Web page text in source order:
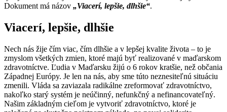
Dokument má názov „Viacerí, lepšie, dlhšie“.
Viacerí, lepšie, dlhšie
Nech nás žije čím viac, čím dlhšie a v lepšej kvalite života – to je
zmyslom všetkých zmien, ktoré majú byť realizované v maďarskom
zdravotníctve. Ľudia v Maďarsku žijú o 6 rokov kratšie, než občania
Západnej Európy. Je len na nás, aby sme túto neznesiteľnú situáciu
zmenili. Vláda sa zaviazala radikálne zreformovať zdravotníctvo,
nakoľko starý systém je neúčinný, nefunkčný a nefinancovateľný.
Našim základným cieľom je vytvoriť zdravotníctvo, ktoré je